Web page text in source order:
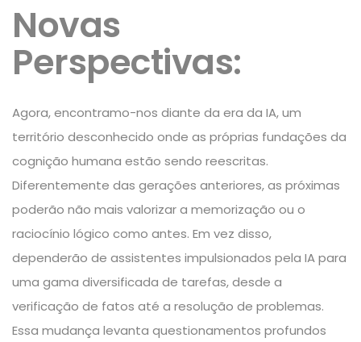
Novas
Perspectivas:
Agora, encontramo-nos diante da era da IA, um
território desconhecido onde as próprias fundações da
cognição humana estão sendo reescritas.
Diferentemente das gerações anteriores, as próximas
poderão não mais valorizar a memorização ou o
raciocínio lógico como antes. Em vez disso,
dependerão de assistentes impulsionados pela IA para
uma gama diversificada de tarefas, desde a
verificação de fatos até a resolução de problemas.
Essa mudança levanta questionamentos profundos